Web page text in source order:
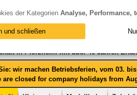
in Pforzheim mit über 40 Jahren
wir machen Betriebsferien, vom 03.
are closed for company holidays from
der Kategorien Analyse, Performance,
und schließen